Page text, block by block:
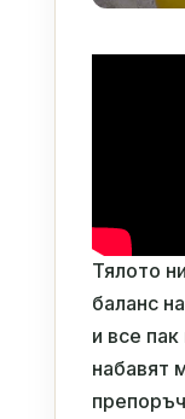
Тялото
баланс
и все
набавят